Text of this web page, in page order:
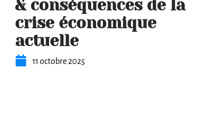
& conséquences de la
crise économique
actuelle
11 octobre 2025